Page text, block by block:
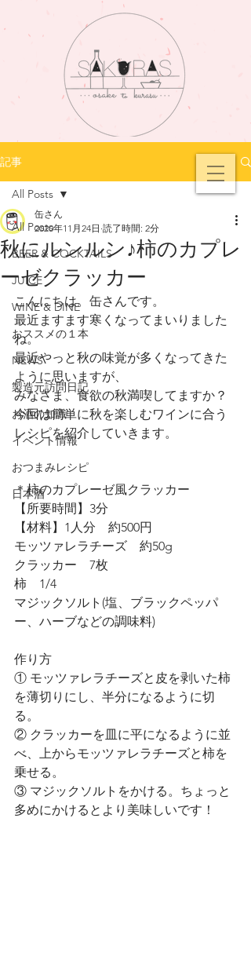
記事
All Posts
BEER & COCKTAILS
JUICE
WINE & DINE
おススメの１本
NEWS
製造元訪問日記
お酒の知識
イベント情報
おつまみレシピ
日本酒
All Posts
秋にルンルン♪柿のカプレ
ーゼクラッカー
缶さん
2020年11月24日 読了時間: 2分
こんにちは。缶さんです。
最近ますます寒くなってまいりました
ね。
最近やっと秋の味覚が多くなってきた
ように思いますが、
みなさま、食欲の秋満喫してますか？
今回は簡単に秋を楽しむワインに合う
レシピを紹介していきます。
＊柿のカプレーゼ風クラッカー
【所要時間】3分
【材料】1人分　約500円
モッツァレラチーズ　約50g
クラッカー　7枚
柿　1/4
マジックソルト(塩、ブラックペッパ
ー、ハーブなどの調味料)
作り方
① モッツァレラチーズと皮を剥いた柿
を薄切りにし、半分になるように切
る。
② クラッカーを皿に平になるように並
べ、上からモッツァレラチーズと柿を
乗せる。
③ マジックソルトをかける。ちょっと
多めにかけるとより美味しいです！